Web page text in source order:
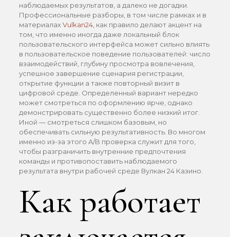
наблюдаемых результатов, а далеко не догадки.
Профессиональные разборы, в том числе рамках и в
материалах Vulkan24, как правило делают акцент на
том, что именно иногда даже локальный блок
пользовательского интерфейса может сильно влиять
в пользовательское поведение пользователей: число
взаимодействий, глубину просмотра вовлечения,
успешное завершение сценария регистрации,
открытие функции а также повторный визит в
цифровой среде. Определенный вариант нередко
может смотреться по оформлению ярче, однако
демонстрировать существенно более низкий итог.
Иной — смотреться слишком базовым, но
обеспечивать сильную результативность. Во многом
именно из-за этого A/B проверка служит для того,
чтобы разграничить внутренние предпочтения
команды и противопоставить наблюдаемого
результата внутри рабочей среде Вулкан 24 Казино.
Как работает